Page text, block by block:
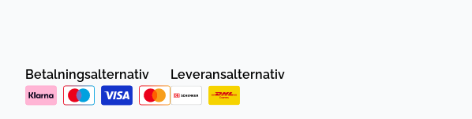
Betalningsalternativ Leveransalternativ